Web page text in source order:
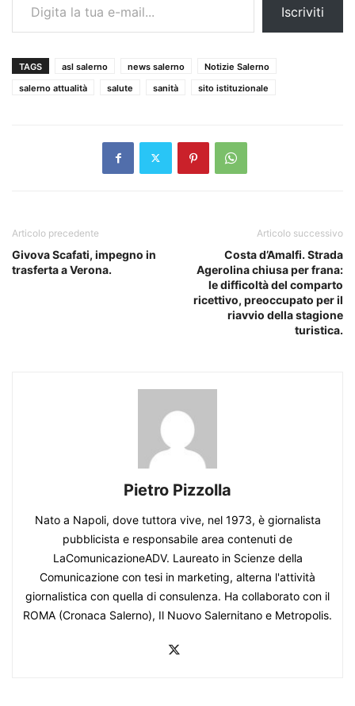
Iscriviti
TAGS asl salerno news salerno
Notizie Salerno
salerno attualità
salute sanità sito istituzionale
Articolo precedente
Givova Scafati, impegno in
trasferta a Verona.
Articolo successivo
Costa d’Amalfi. Strada
Agerolina chiusa per frana:
le difficoltà del comparto
ricettivo, preoccupato per il
riavvio della stagione
turistica.
Pietro Pizzolla
Nato a Napoli, dove tuttora vive, nel 1973, è giornalista
pubblicista e responsabile area contenuti de
LaComunicazioneADV. Laureato in Scienze della
Comunicazione con tesi in marketing, alterna l'attività
giornalistica con quella di consulenza. Ha collaborato con il
ROMA (Cronaca Salerno), Il Nuovo Salernitano e Metropolis.